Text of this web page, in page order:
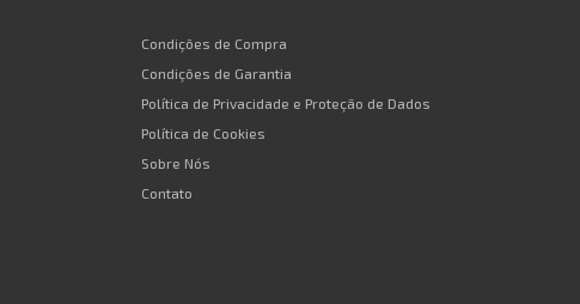
Condições de Compra
Condições de Garantia
Política de Privacidade e Proteção de Dados
Política de Cookies
Sobre Nós
Contato